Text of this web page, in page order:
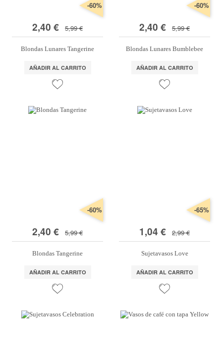
2,40 € 5,99 €
-60%
Blondas Lunares Tangerine
AÑADIR AL CARRITO
2,40 € 5,99 €
-60%
Blondas Lunares Bumblebee
AÑADIR AL CARRITO
2,40 € 5,99 €
-60%
Blondas Tangerine
AÑADIR AL CARRITO
1,04 € 2,99 €
-65%
Sujetavasos Love
AÑADIR AL CARRITO